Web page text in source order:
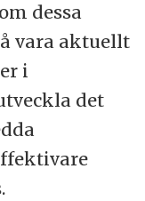
dessa
vara aktuellt
i
det